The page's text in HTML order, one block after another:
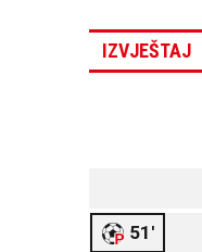
IZVJEŠTAJ
51'